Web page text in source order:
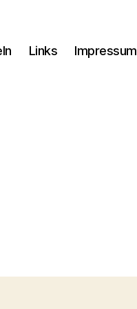
Links Impressum